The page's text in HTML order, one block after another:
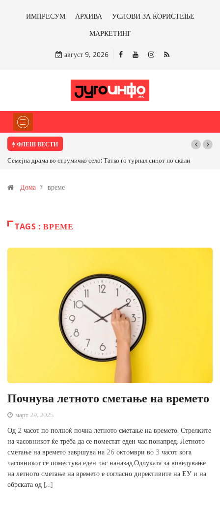
ИМПРЕСУМ АРХИВА
УСЛОВИ ЗА КОРИСТЕЊЕ
МАРКЕТИНГ
август 9, 2026
ФЛЕШ ВЕСТИ
турнал синот по скалиТРАМП НАРЕДИ ВОЈСКАТА ДА КОРИСТИ
Дома време
TAGS : ВРЕМЕ
Почнува летното сметање на времето
март 29, 2025
Од 2 часот по полноќ почна летното сметање на времето. Стрелките
на часовникот ќе треба да се поместат еден час понапред. Летното
сметање на времето завршува на 26 октомври во 3 часот кога
часовникот се поместува еден час наназад.Одлуката за воведување
на летното сметање на времето е согласно директивите на ЕУ и на
обрската од […]